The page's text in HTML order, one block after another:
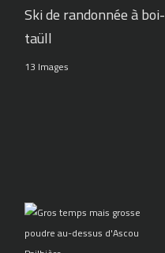
Ski de randonnée à boi-
taüll
13 Images